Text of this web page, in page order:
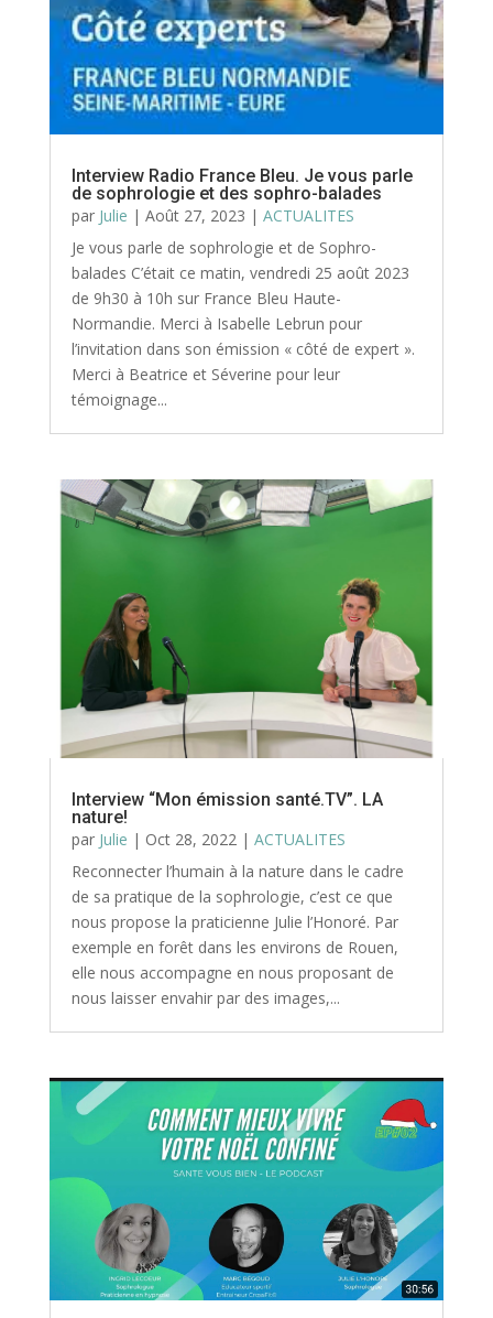
Interview Radio France Bleu. Je vous parle
de sophrologie et des sophro-balades
par Julie | Août 27, 2023 | ACTUALITES
Je vous parle de sophrologie et de Sophro-
balades C’était ce matin, vendredi 25 août 2023
de 9h30 à 10h sur France Bleu Haute-
Normandie. Merci à Isabelle Lebrun pour
l’invitation dans son émission « côté de expert ».
Merci à Beatrice et Séverine pour leur
témoignage...
Interview “Mon émission santé.TV”. LA
nature!
par Julie | Oct 28, 2022| ACTUALITES
Reconnecter l’humain à la nature dans le cadre
de sa pratique de la sophrologie, c’est ce que
nous propose la praticienne Julie l’Honoré. Par
exemple en forêt dans les environs de Rouen,
elle nous accompagne en nous proposant de
nous laisser envahir par des images,...